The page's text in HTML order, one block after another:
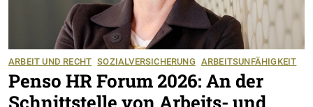
ARBEIT UND RECHT SOZIALVERSICHERUNG ARBEITSUNFÄHIGKEIT
Penso HR Forum 2026: An der
Schnittstelle von Arbeits- und